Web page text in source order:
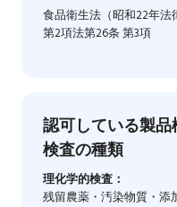
食品衛生法（昭和22年法
第2項法第26条 第3項
認可している製
検査の種類
理化学的検査：
残留農薬・汚染物質・添